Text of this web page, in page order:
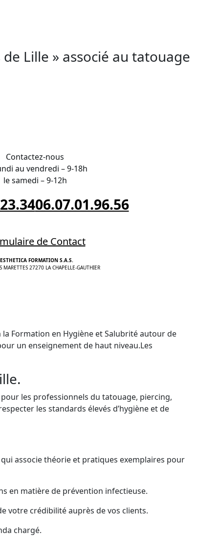
Lille » associé au tatouage
Contactez-nous
au vendredi – 9-18h
le samedi – 9-12h
06.07.01.96.56
de Contact
FORMATION S.A.S.
27270 LA CHAPELLE-GAUTHIER
Formation en Hygiène et Salubrité autour de
un enseignement de haut niveau.Les
pour les professionnels du tatouage, piercing,
les standards élevés d’hygiène et de
associe théorie et pratiques exemplaires pour
en matière de prévention infectieuse.
votre crédibilité auprès de vos clients.
chargé.